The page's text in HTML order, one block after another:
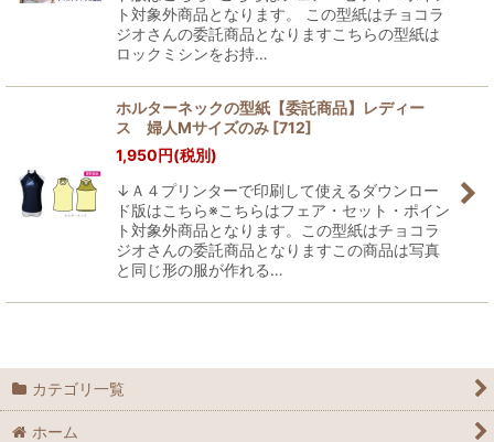
ト対象外商品となります。 この型紙はチョコラ
ジオさんの委託商品となりますこちらの型紙は
ロックミシンをお持…
ホルターネックの型紙【委託商品】レディー
ス 婦人Mサイズのみ [712]
1,950円(税別)
↓Ａ４プリンターで印刷して使えるダウンロー
ド版はこちら※こちらはフェア・セット・ポイン
ト対象外商品となります。この型紙はチョコラ
ジオさんの委託商品となりますこの商品は写真
と同じ形の服が作れる…
カテゴリ一覧
ホーム